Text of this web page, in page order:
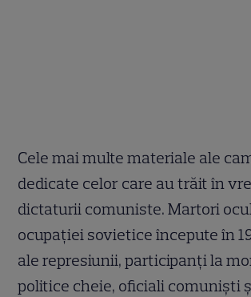
Cele mai multe materiale ale
dedicate celor care au trăit în
dictaturii comuniste. Martori
ocupaţiei sovietice începute în
ale represiunii, participanţi la
politice cheie, oficiali comunişti